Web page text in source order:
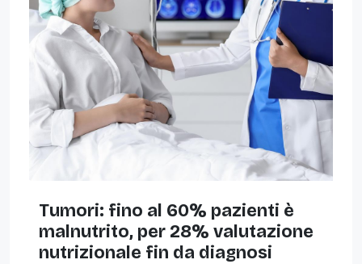
Tumori: fino al 60% pazienti è
malnutrito, per 28% valutazione
nutrizionale fin da diagnosi